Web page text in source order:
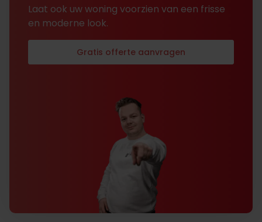
Laat ook uw woning voorzien van een frisse
en moderne look.
Gratis offerte aanvragen